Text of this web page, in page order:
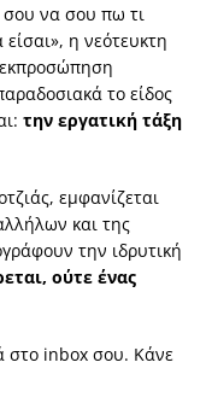
σου να σου πω τι
η νεότευκτη
εκπροσώπηση
το είδος
την εργατική τάξη
εμφανίζεται
και της
την ιδρυτική
ούτε ένας
στο inbox σου. Κάνε